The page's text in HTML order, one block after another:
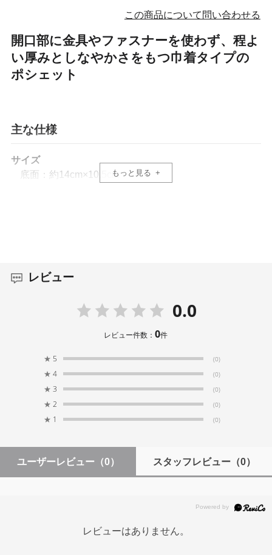
この商品について問い合わせる
開口部に金具やファスナーを使わず、程よ
い厚みとしなやかさをもつ巾着タイプの
ポシェット
主な仕様
サイズ
底面：約14cm×10.5cm
Made in Japan -日本製-
※予告なく仕様が変更になる場合がございます
もっと見る
レビュー
0.0
レビュー件数：0件
★ 5 (0)
★ 4 (0)
★ 3 (0)
★ 2 (0)
★ 1 (0)
ユーザーレビュー （0） スタッフレビュー（0）
レビューはありません。